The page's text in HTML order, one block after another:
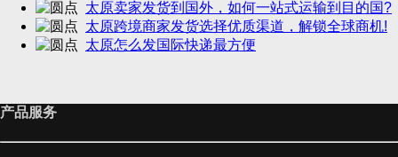
太原卖家发货到国外，如何一站式运输到目的国?
太原跨境商家发货选择优质渠道，解锁全球商机!
太原怎么发国际快递最方便
产品服务